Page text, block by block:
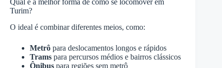
Qual é a melhor forma de como se locomover em
Turim?
O ideal é combinar diferentes meios, como:
Metrô para deslocamentos longos e rápidos
Trams para percursos médios e bairros clássicos
Ônibus para regiões sem metrô